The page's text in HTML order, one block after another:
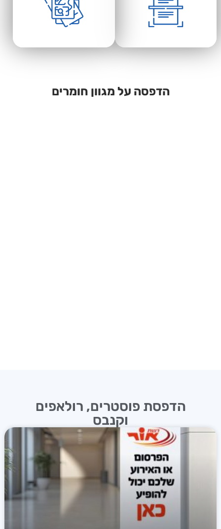
הדפסה על מגוון חומרים
הדפסת פוסטרים, רולאפים
וקנבס